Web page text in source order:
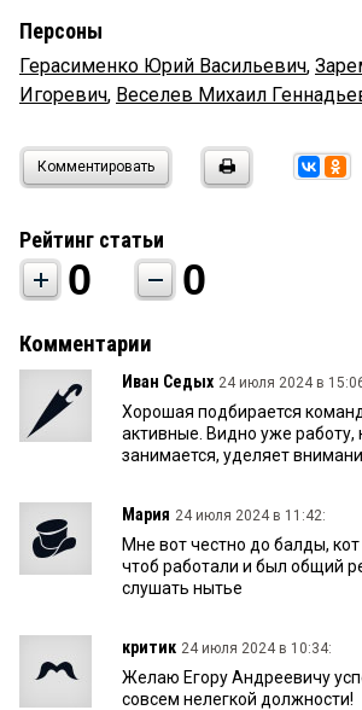
Персоны
Герасименко Юрий Васильевич,
Игоревич, Веселев Михаил
Комментировать
Рейтинг статьи
0 0
Комментарии
Иван Седых 24 июля 2024 в
Хорошая подбирается
активные. Видно уже работу,
занимается, уделяет
Мария 24 июля 2024 в 11:42:
Мне вот честно до балды, кот
чтоб работали и был общий
слушать нытье
критик 24 июля 2024 в 10:34:
Желаю Егору Андреевичу
совсем нелегкой должности!